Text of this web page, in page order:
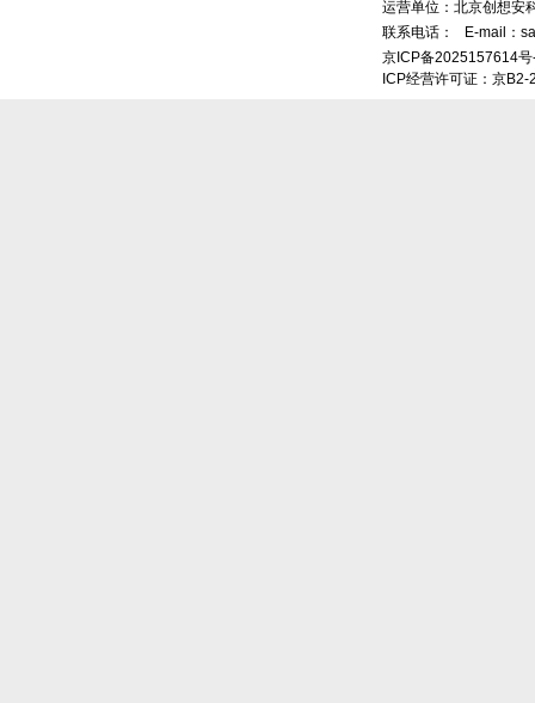
运营单位：北京创想安
联系电话：
E-mail：
京ICP备2025157614
ICP经营许可证：京